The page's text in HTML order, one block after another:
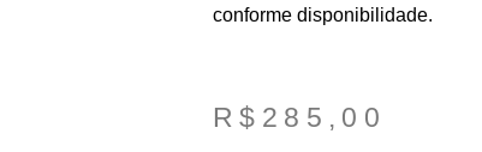
conforme disponibilidade.
R$ 285,00